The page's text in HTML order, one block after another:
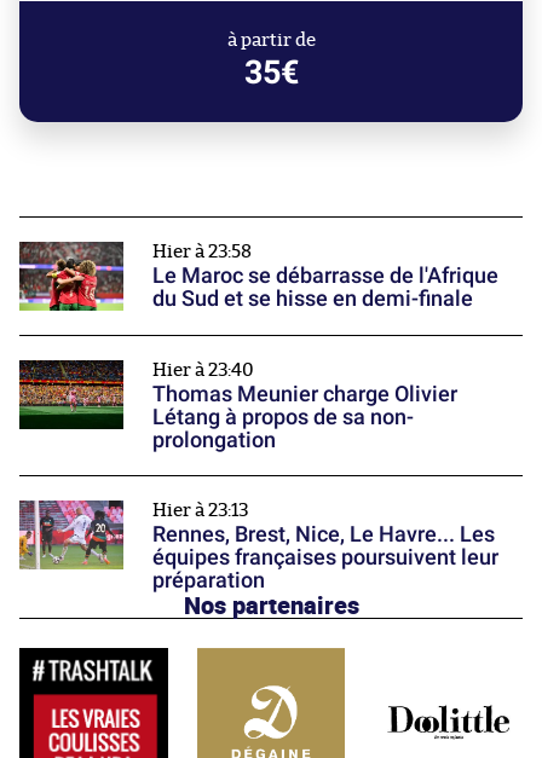
à partir de
35€
Hier à 23:58
Le Maroc se débarrasse de l'Afrique
du Sud et se hisse en demi-finale
Hier à 23:40
Thomas Meunier charge Olivier
Létang à propos de sa non-
prolongation
Hier à 23:13
Rennes, Brest, Nice, Le Havre... Les
équipes françaises poursuivent leur
préparation
Nos partenaires